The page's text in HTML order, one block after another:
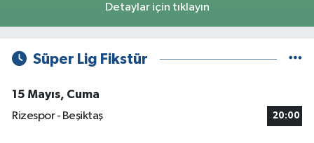
Detaylar için tıklayın
Süper Lig Fikstür
15 Mayıs, Cuma
Rizespor - Beşiktaş
20:00